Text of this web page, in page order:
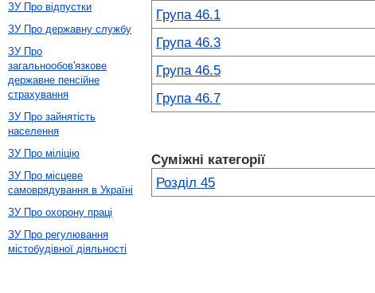
Група 46.1
Група 46.3
Група 46.5
Група 46.7
Суміжні категорії
Розділ 45
ЗУ Про відпустки
ЗУ Про державну службу
ЗУ Про
загальнообов'язкове
державне пенсійне
страхування
ЗУ Про зайнятість
населення
ЗУ Про міліцію
ЗУ Про місцеве
самоврядування в Україні
ЗУ Про охорону праці
ЗУ Про регулювання
містобудівної діяльності